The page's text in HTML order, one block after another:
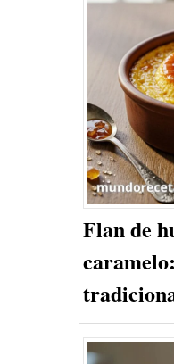
Flan de